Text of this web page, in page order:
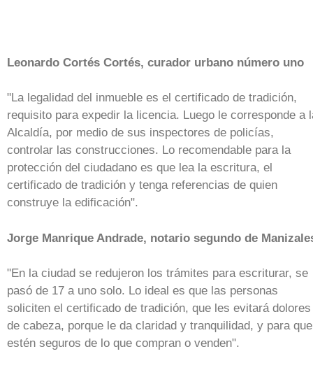
Leonardo Cortés Cortés, curador urbano número uno
"La legalidad del inmueble es el certificado de tradición,
requisito para expedir la licencia. Luego le corresponde a
Alcaldía, por medio de sus inspectores de policías,
controlar las construcciones. Lo recomendable para la
protección del ciudadano es que lea la escritura, el
certificado de tradición y tenga referencias de quien
construye la edificación".
Jorge Manrique Andrade, notario segundo de
"En la ciudad se redujeron los trámites para escriturar, se
pasó de 17 a uno solo. Lo ideal es que las personas
soliciten el certificado de tradición, que les evitará dolores
de cabeza, porque le da claridad y tranquilidad, y para que
estén seguros de lo que compran o venden".